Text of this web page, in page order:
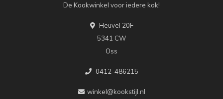
De Kookwinkel voor iedere kok!
Heuvel 20F
5341 CW
Oss
0412-486215
winkel@kookstijl.nl